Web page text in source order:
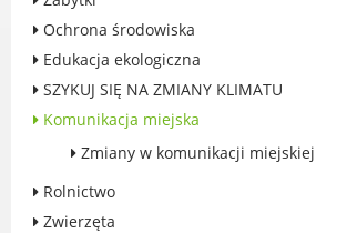
GKRPA/Centrum Wsparcia i
Rodzinie
BEZPIECZEŃSTWO
Zdrowie
Porady prawne
Wydarzenia
Ochrona środowiska
Edukacja ekologiczna
SZYKUJ SIĘ NA ZMIANY KLIMATU
Komunikacja miejska
Zmiany w komunikacji miejskiej
Rolnictwo
Zwierzęta